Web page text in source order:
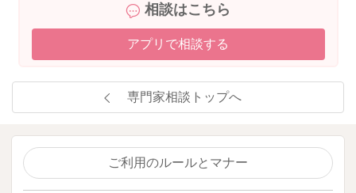
相談はこちら
アプリで相談する
専門家相談トップへ
ご利用のルールとマナー